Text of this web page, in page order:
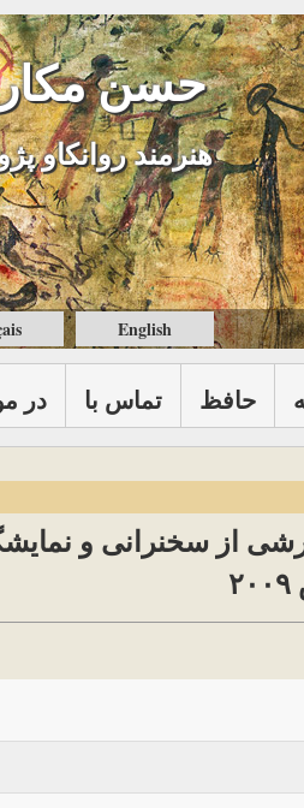
حسن
هنرمند روانکاو
English
در تماس با حافظ
از سخنرانی و